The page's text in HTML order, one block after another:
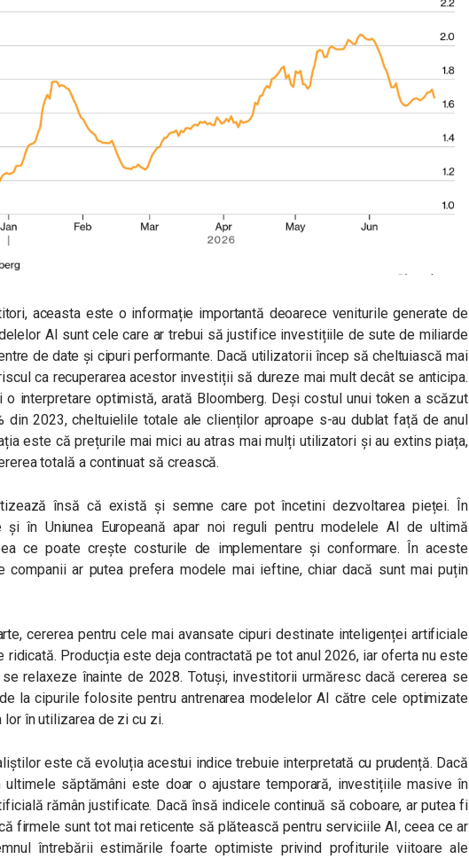
aceasta este o informație importantă deoarece veniturile generate de
AI sunt cele care ar trebui să justifice investițiile de sute de miliarde
de date și cipuri performante. Dacă utilizatorii încep să cheltuiască mai
ca recuperarea acestor investiții să dureze mai mult decât se anticipa.
o interpretare optimistă, arată Bloomberg. Deși costul unui token a scăzut
din 2023, cheltuielile totale ale clienților aproape s-au dublat față de anul
este că prețurile mai mici au atras mai mulți utilizatori și au extins piața,
totală a continuat să crească.
însă că există și semne care pot încetini dezvoltarea pieței. În
și în Uniunea Europeană apar noi reguli pentru modelele AI de ultimă
ce poate crește costurile de implementare și conformare. În aceste
companii ar putea prefera modele mai ieftine, chiar dacă sunt mai puțin
cererea pentru cele mai avansate cipuri destinate inteligenței artificiale
ridicată. Producția este deja contractată pe tot anul 2026, iar oferta nu este
relaxeze înainte de 2028. Totuși, investitorii urmăresc dacă cererea se
la cipurile folosite pentru antrenarea modelelor AI către cele optimizate
lor în utilizarea de zi cu zi.
este că evoluția acestui indice trebuie interpretată cu prudență. Dacă
ultimele săptămâni este doar o ajustare temporară, investițiile masive în
rămân justificate. Dacă însă indicele continuă să coboare, ar putea fi
firmele sunt tot mai reticente să plătească pentru serviciile AI, ceea ce ar
întrebării estimările foarte optimiste privind profiturile viitoare ale